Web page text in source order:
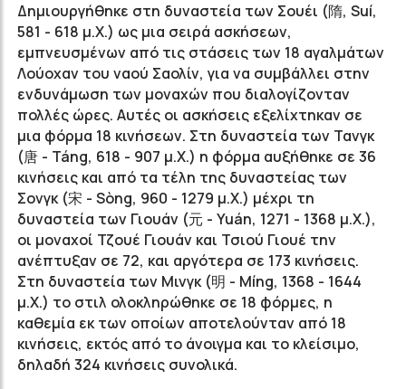
Δημιουργήθηκε στη δυναστεία των Σουέι (隋, Suí,
581 - 618 μ.Χ.) ως μια σειρά ασκήσεων,
εμπνευσμένων από τις στάσεις των 18 αγαλμάτων
Λούοχαν του ναού Σαολίν, για να συμβάλλει στην
ενδυνάμωση των μοναχών που διαλογίζονταν
πολλές ώρες. Αυτές οι ασκήσεις εξελίχτηκαν σε
μια φόρμα 18 κινήσεων. Στη δυναστεία των Τανγκ
(唐 - Táng, 618 - 907 μ.Χ.) η φόρμα αυξήθηκε σε 36
κινήσεις και από τα τέλη της δυναστείας των
Σονγκ (宋 - Sòng, 960 - 1279 μ.Χ.) μέχρι τη
δυναστεία των Γιουάν (元 - Yuán, 1271 - 1368 μ.Χ.),
οι μοναχοί Τζουέ Γιουάν και Τσιού Γιουέ την
ανέπτυξαν σε 72, και αργότερα σε 173 κινήσεις.
Στη δυναστεία των Μινγκ (明 - Míng, 1368 - 1644
μ.Χ.) το στιλ ολοκληρώθηκε σε 18 φόρμες, η
καθεμία εκ των οποίων αποτελούνταν από 18
κινήσεις, εκτός από το άνοιγμα και το κλείσιμο,
δηλαδή 324 κινήσεις συνολικά.